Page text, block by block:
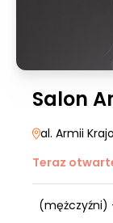
Salon
al. Armii
Teraz
(mężczyźni)